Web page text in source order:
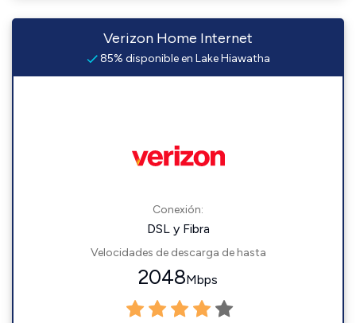
Verizon Home Internet
85% disponible en Lake Hiawatha
Conexión:
DSL y Fibra
Velocidades de descarga de hasta
2048Mbps